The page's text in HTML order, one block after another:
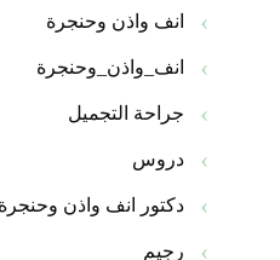
انف واذن وحنجرة
انف_واذن_وحنجرة
جراحة التجميل
دروس
دكتور انف واذن وحنجرة
رجيم